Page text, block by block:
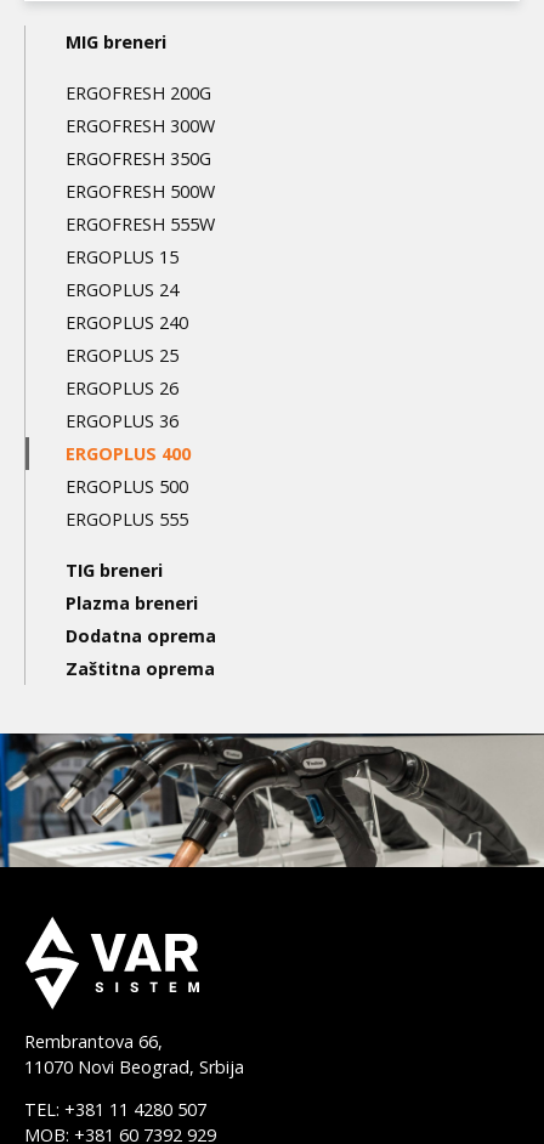
Main
navigation
3nd
level
MIG breneri
ERGOFRESH 200G
ERGOFRESH 300W
ERGOFRESH 350G
ERGOFRESH 500W
ERGOFRESH 555W
ERGOPLUS 15
ERGOPLUS 24
ERGOPLUS 240
ERGOPLUS 25
ERGOPLUS 26
ERGOPLUS 36
ERGOPLUS 400
ERGOPLUS 500
ERGOPLUS 555
TIG breneri
Plazma breneri
Dodatna oprema
Zaštitna oprema
Rembrantova 66,
11070 Novi Beograd, Srbija
TEL: +381 11 4280 507
MOB: +381 60 7392 929